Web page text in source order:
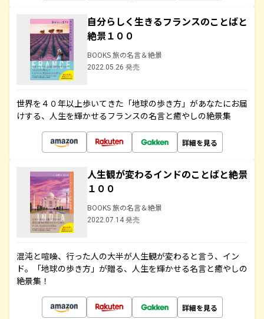
自分らしく生きるフランスのことばと
絶景１００
BOOKS 旅の名言＆絶景
2022.05.26 発売
世界を４０年以上歩いてきた「地球の歩き方」があなたにお届
けする、人生を輝かせるフランスの名言と癒やしの絶景集
詳細を見る
人生観が変わるインドのことばと絶景
１００
BOOKS 旅の名言＆絶景
2022.07.14 発売
混沌と喧噪、行った人の大半が人生観が変わると言う、イン
ド。「地球の歩き方」が贈る、人生を輝かせる名言と癒やしの
絶景集！
詳細を見る